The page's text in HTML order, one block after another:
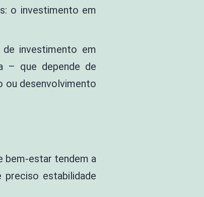
o investimento em
investimento em
– que depende de
ou desenvolvimento
bem-estar tendem a
estabilidade